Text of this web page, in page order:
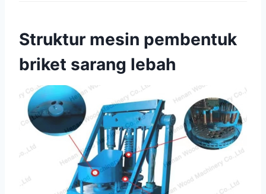
Struktur mesin pembentuk
briket sarang lebah